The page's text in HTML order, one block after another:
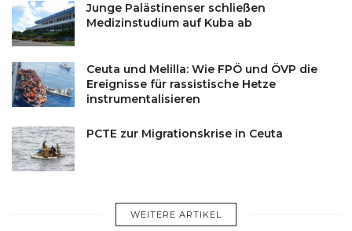
Junge Palästinenser schließen
Medizinstudium auf Kuba ab
Ceuta und Melilla: Wie FPÖ und ÖVP die
Ereignisse für rassistische Hetze
instrumentalisieren
PCTE zur Migrationskrise in Ceuta
WEITERE ARTIKEL